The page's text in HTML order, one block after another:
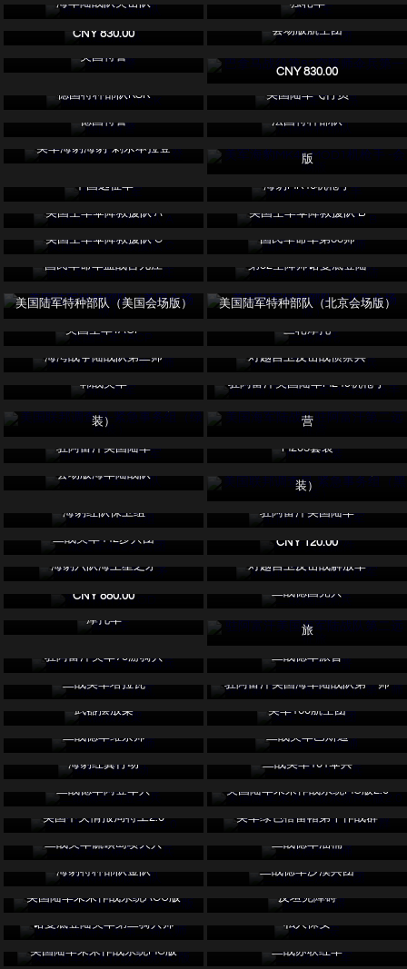
海军陆战队突击队
独轮车
CNY 830.00
会场版航空团
英国特警
CNY 830.00
德国特种部队KSK 美国陆军飞行员
德国特警 法国特种部队
美军海豹海豹-刺杀本拉登
版
中国远征军 海豹MK46机枪手
美国空军伞降救援队 A 美国空军伞降救援队 B
美国空军伞降救援队 C 国民革命军第88师
国民革命军血战台儿庄 第82空降师诺曼底登陆
美国陆军特种部队（美国会场版） 美国陆军特种部队（北京会场版）
美国空军TACP 三轮摩托
海湾战争陆战队第二师 对越自卫反击战侦察兵
韩战美军
驻阿富汗美国陆军M249机枪手
装）
营
驻阿富汗美国陆军 M203套装
会场版海军陆战队
装）
海豹红队保卫组 驻阿富汗美国陆军
二战美军442步兵团
CNY 120.00
海豹六队海王星之矛
对越自卫反击战解放军
CNY 880.00
二战德国宪兵
摩托车
旅
驻阿富汗美军75游骑兵 二战德军派普
二战美军塔拉瓦 驻阿富汗美国海军陆战队第一师
武器摆放架 美军160航空团
二战德军维京师 二战美军巴斯通
海豹红翼行动 二战美军101伞兵
二战德军阿登伞兵 美国陆军未来作战系统MC版2.0
美国中央情报局特工2.0 美军绿色蓓蕾帽第十作战群
二战美军硫磺岛喷火兵 二战德军油桶
海豹特种部队金队 二战德军沙漠兵团
美国陆军未来作战系统ACU版 反坦克障碍
诺曼底登陆美军第二骑兵师 私人保安
美国陆军未来作战系统MC版 二战苏联红军